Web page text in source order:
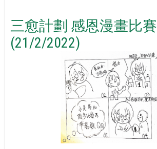
三愈計劃 感恩漫畫比賽
(21/2/2022)